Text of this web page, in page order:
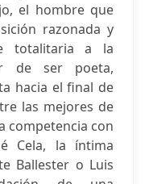
el hombre que
razonada y
totalitaria a la
de ser poeta,
hacia el final de
las mejores de
competencia con
Cela, la íntima
Ballester o Luis